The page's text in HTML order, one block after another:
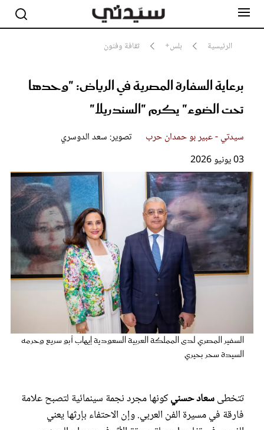
الرئيسية بلس+ ثقافة وفنون
برعاية السفارة المصرية في الرياض: "وحدها
تحت الضوء" يكرم "السندريلا"
سيدتي - عبير بو حمدان حرب
تصوير: سعد الدوسري
03 يونيو 2026
السفير المصري لدى المملكة العربية السعودية إيهاب أبو سريع وحرمه
السيدة سحر بحيري
تتخطىسعاد حسنيكونها مجرد نجمة سينمائية لتصبح علامة
فارقة في مسيرة الفن العربي. وإن الاحتفاء بإرثها يعني
مشاهير
أناقة
جمال
سيدتي وطفلك
بلس+
فيديو
مطبخ سيدتي
مقالات الرأي
ستايل
تقارير
عروس سيدتي